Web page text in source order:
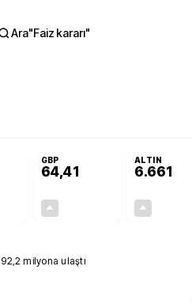
Ara"Faiz kararı"
GBP
64,41
ALTIN
6.661
milyona ulaştı